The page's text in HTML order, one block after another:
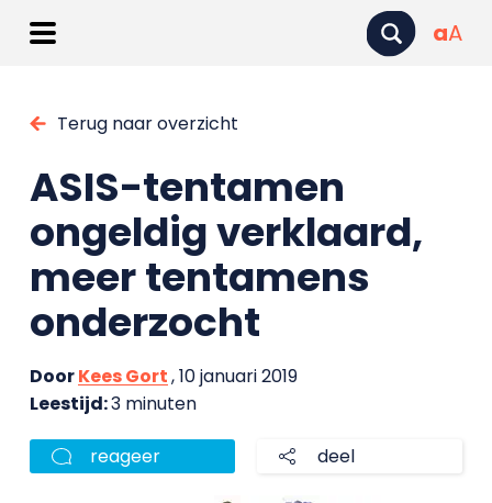
aA
Terug naar overzicht
ASIS-tentamen
ongeldig verklaard,
meer tentamens
onderzocht
DoorKees Gort, 10 januari 2019
Leestijd:3 minuten
reageer deel